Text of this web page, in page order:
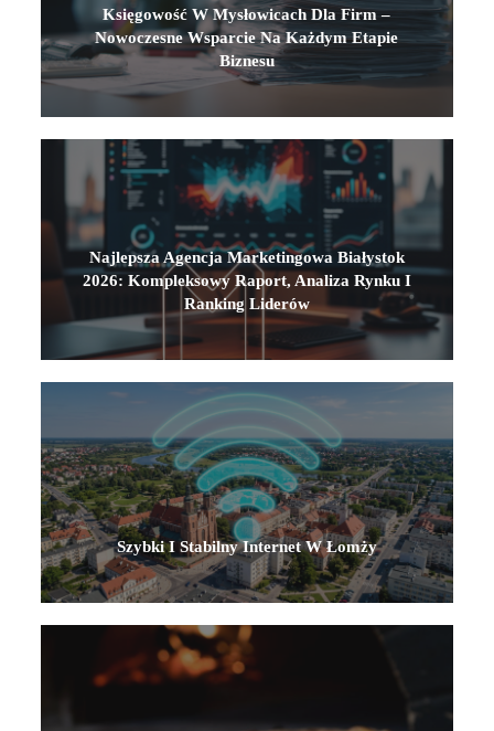
Księgowość W Mysłowicach Dla Firm –
Nowoczesne Wsparcie Na Każdym Etapie
Biznesu
Najlepsza Agencja Marketingowa Białystok
2026: Kompleksowy Raport, Analiza Rynku I
Ranking Liderów
Szybki I Stabilny Internet W Łomży